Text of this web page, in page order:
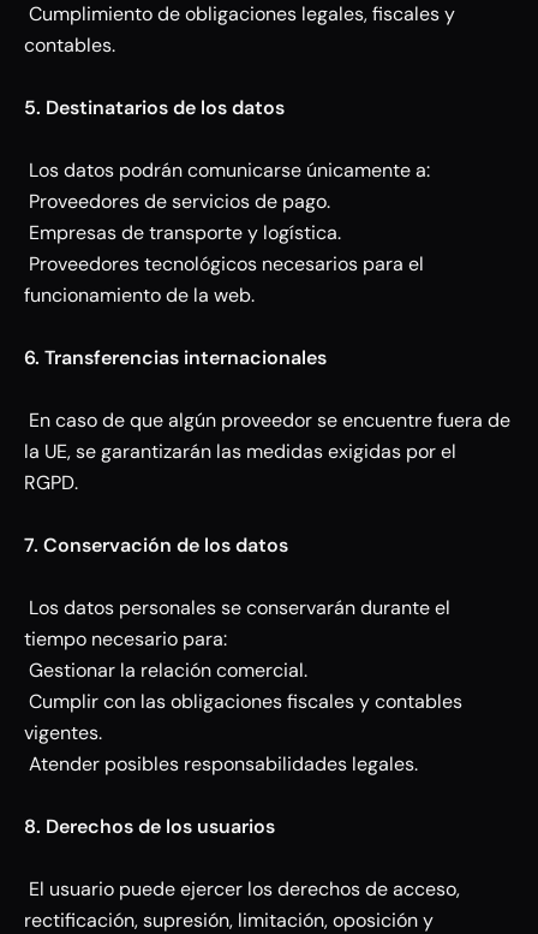
Cumplimiento de obligaciones legales, fiscales y
contables.
5. Destinatarios de los datos
Los datos podrán comunicarse únicamente a:
Proveedores de servicios de pago.
Empresas de transporte y logística.
Proveedores tecnológicos necesarios para el
funcionamiento de la web.
6. Transferencias internacionales
En caso de que algún proveedor se encuentre fuera de
la UE, se garantizarán las medidas exigidas por el
RGPD.
7. Conservación de los datos
Los datos personales se conservarán durante el
tiempo necesario para:
Gestionar la relación comercial.
Cumplir con las obligaciones fiscales y contables
vigentes.
Atender posibles responsabilidades legales.
8. Derechos de los usuarios
El usuario puede ejercer los derechos de acceso,
rectificación, supresión, limitación, oposición y